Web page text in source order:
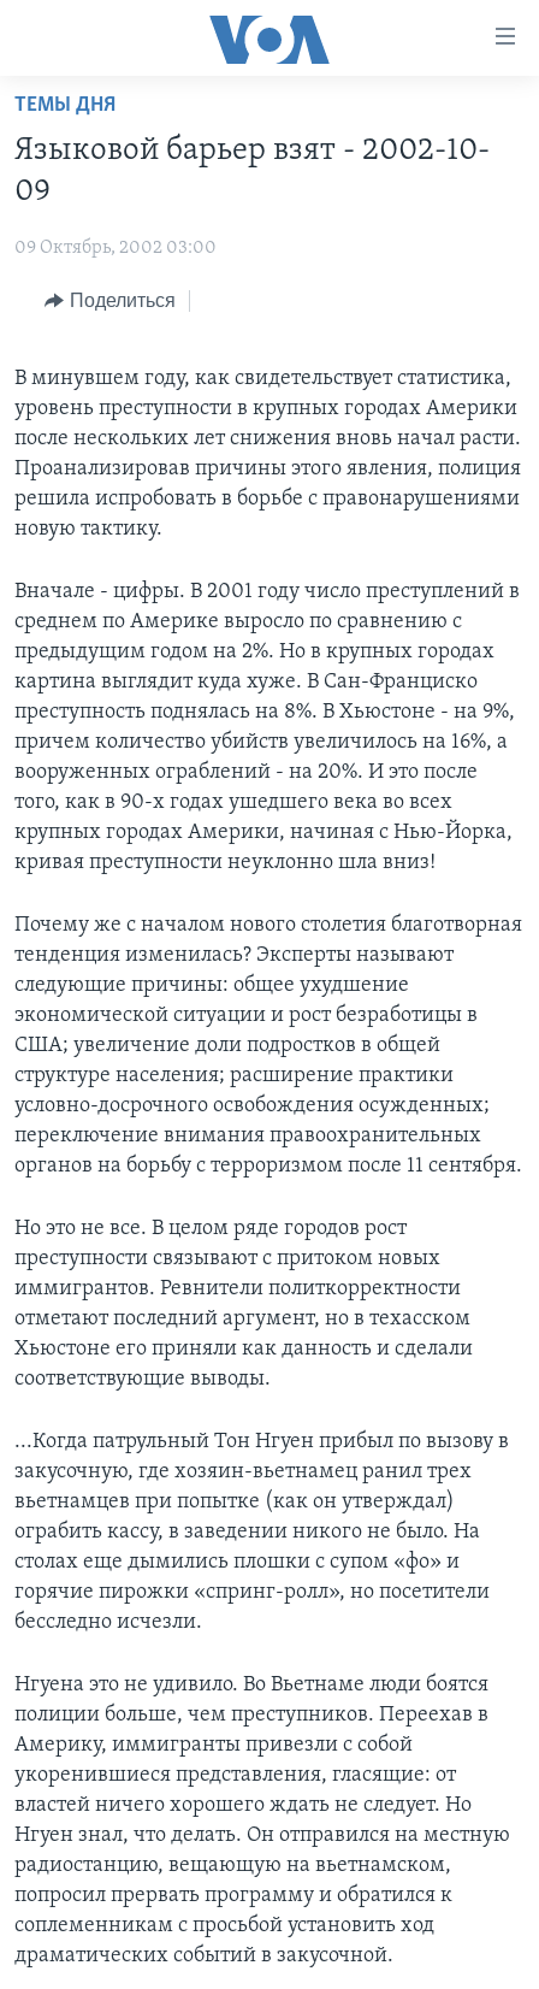
Перейти
основной
контент
навигации
НОВОСТИ ЗА МИНУТУ
ИТОГИ
ДИСКУССИЯ VOA
ДЕТАЛИ
НЬЮ-ЙОРК NEW YORK
УЧИМ АНГЛИЙСКИЙ
НАША АМЕРИКАНСКАЯ ИСТОРИЯ
АРТЕФАКТЫ
АМЕРИКАНСКИЕ ГОРОДКИ
ТЕСТЫ
ЭКСПЕРТИЗА
ИНТЕРВЬЮ
ЗА СВОБОДУ ПРЕССЫ
УЧИМ АНГЛИЙСКИЙ
ВИДЕО
ПОДПИСКА НА НОВОСТИ
Learning English
СОЦИАЛЬНЫЕ СЕТИ
ТЕМЫ ДНЯ
Языковой барьер взят - 2002-10-
09
09 Октябрь, 2002 03:00
Поделиться
В минувшем году, как свидетельствует статистика,
уровень преступности в крупных городах Америки
после нескольких лет снижения вновь начал расти.
Проанализировав причины этого явления, полиция
решила испробовать в борьбе с правонарушениями
новую тактику.
Вначале - цифры. В 2001 году число преступлений в
среднем по Америке выросло по сравнению с
предыдущим годом на 2%. Но в крупных городах
картина выглядит куда хуже. В Сан-Франциско
преступность поднялась на 8%. В Хьюстоне - на 9%,
причем количество убийств увеличилось на 16%, а
вооруженных ограблений - на 20%. И это после
того, как в 90-х годах ушедшего века во всех
крупных городах Америки, начиная с Нью-Йорка,
кривая преступности неуклонно шла вниз!
Почему же с началом нового столетия благотворная
тенденция изменилась? Эксперты называют
следующие причины: общее ухудшение
экономической ситуации и рост безработицы в
США; увеличение доли подростков в общей
структуре населения; расширение практики
условно-досрочного освобождения осужденных;
переключение внимания правоохранительных
органов на борьбу с терроризмом после 11 сентября.
Но это не все. В целом ряде городов рост
преступности связывают с притоком новых
иммигрантов. Ревнители политкорректности
отметают последний аргумент, но в техасском
Хьюстоне его приняли как данность и сделали
соответствующие выводы.
...Когда патрульный Тон Нгуен прибыл по вызову в
закусочную, где хозяин-вьетнамец ранил трех
вьетнамцев при попытке (как он утверждал)
ограбить кассу, в заведении никого не было. На
столах еще дымились плошки с супом «фо» и
горячие пирожки «спринг-ролл», но посетители
бесследно исчезли.
Нгуена это не удивило. Во Вьетнаме люди боятся
полиции больше, чем преступников. Переехав в
Америку, иммигранты привезли с собой
укоренившиеся представления, гласящие: от
властей ничего хорошего ждать не следует. Но
Нгуен знал, что делать. Он отправился на местную
радиостанцию, вещающую на вьетнамском,
попросил прервать программу и обратился к
соплеменникам с просьбой установить ход
драматических событий в закусочной.